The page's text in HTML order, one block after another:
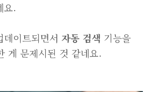
요.
이트되면서 자동 검색 기능을
게 문제시된 것 같네요.